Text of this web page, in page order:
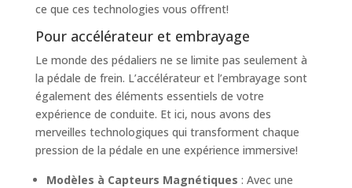
ce que ces technologies vous offrent!
Pour accélérateur et embrayage
Le monde des pédaliers ne se limite pas seulement à
la pédale de frein. L’accélérateur et l’embrayage sont
également des éléments essentiels de votre
expérience de conduite. Et ici, nous avons des
merveilles technologiques qui transforment chaque
pression de la pédale en une expérience immersive!
Modèles à Capteurs Magnétiques : Avec une